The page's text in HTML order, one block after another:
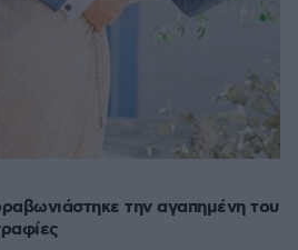
την αγαπημένη του